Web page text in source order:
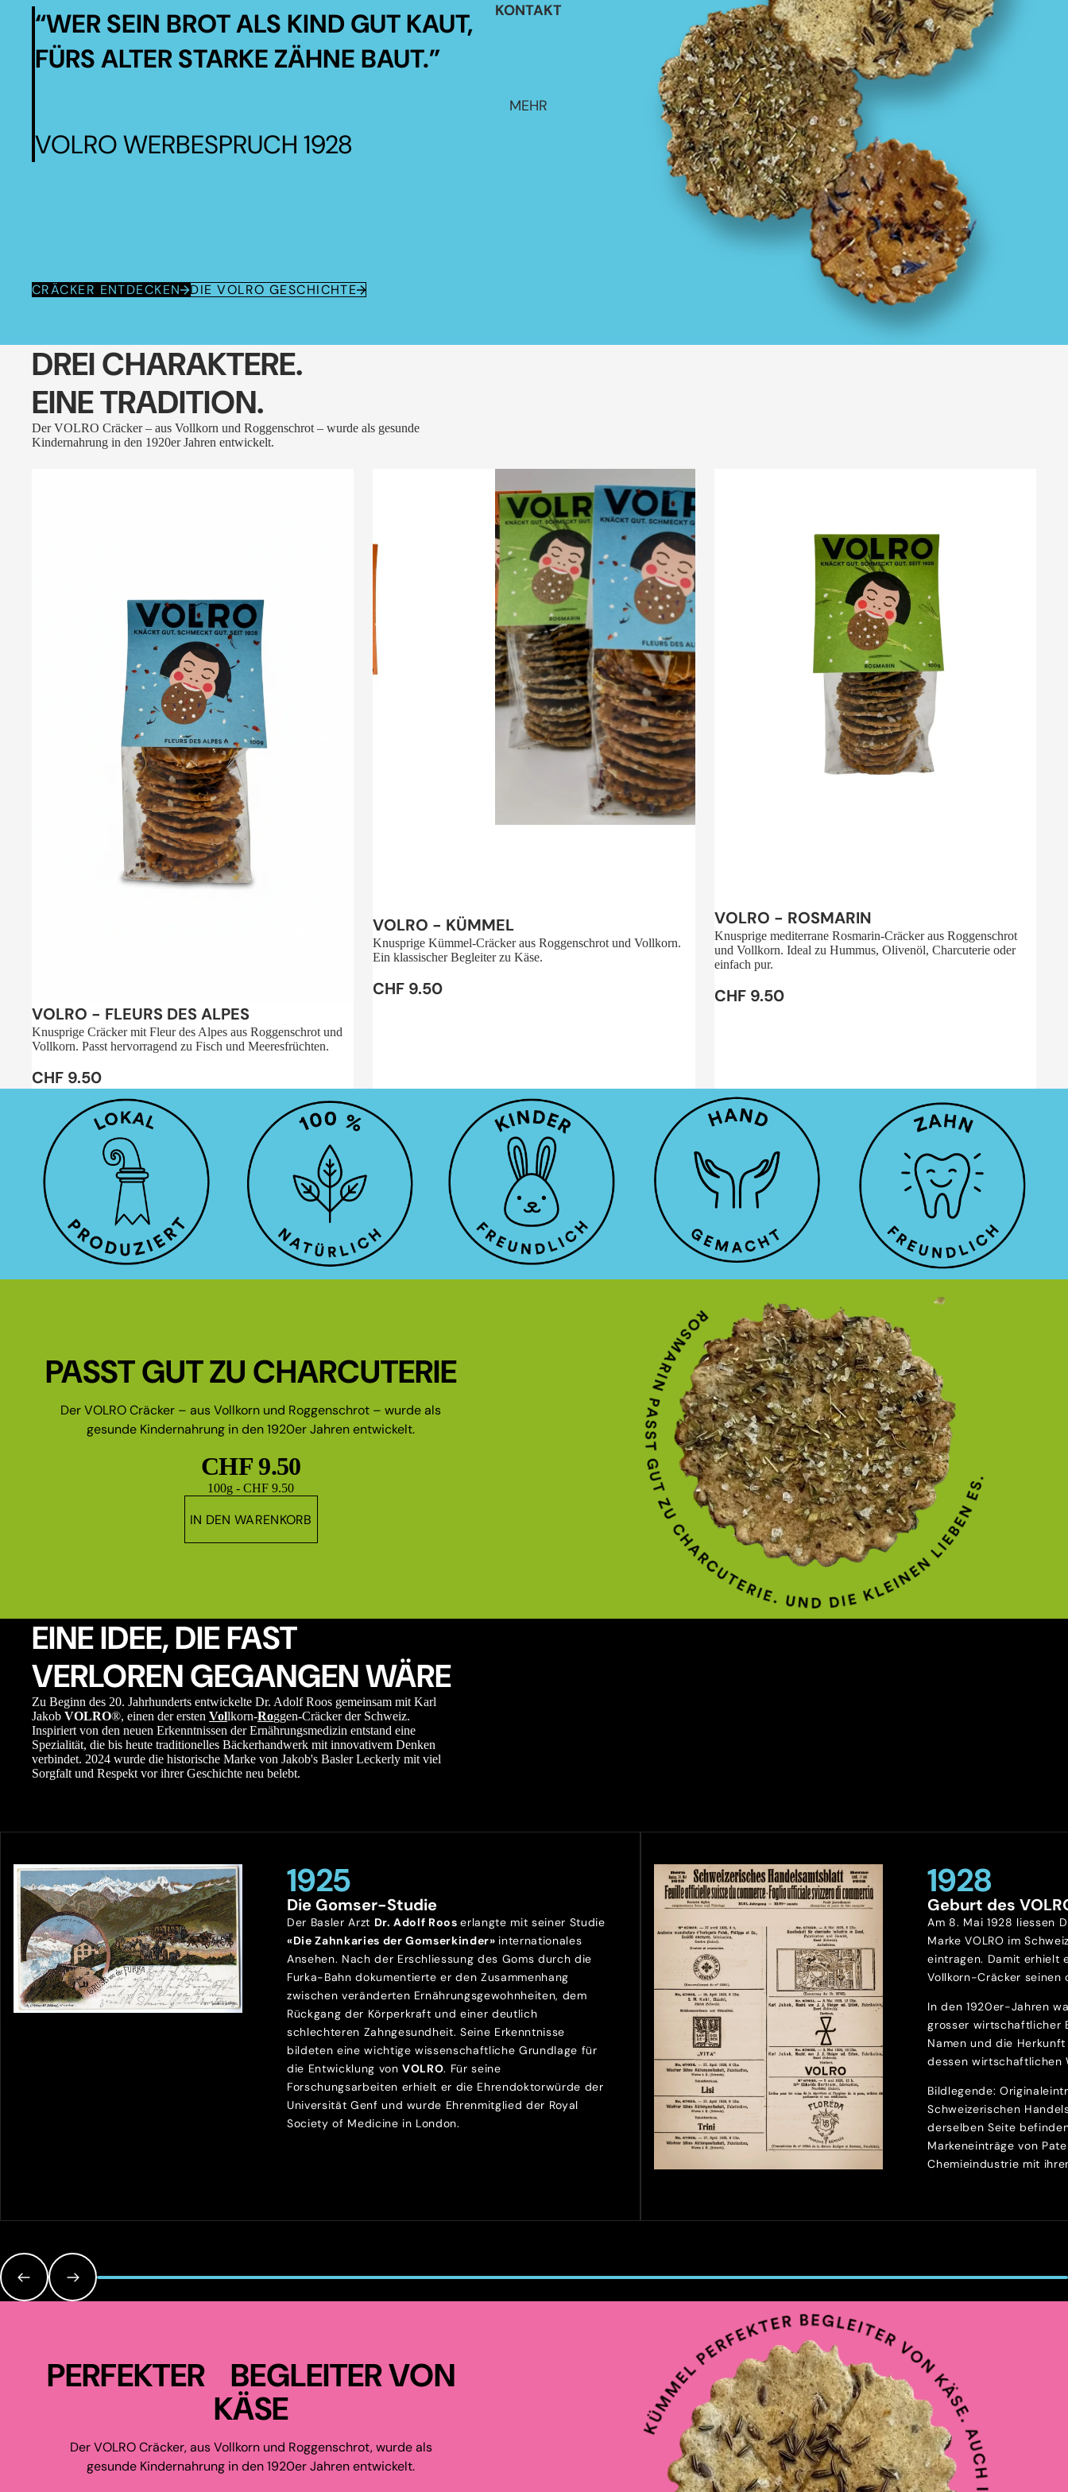
KONTAKT
MEHR
“WER SEIN BROT ALS KIND GUT KAUT,
FÜRS ALTER STARKE ZÄHNE BAUT.”
VOLRO WERBESPRUCH 1928
CRÄCKER ENTDECKEN DIE VOLRO GESCHICHTE
DREI CHARAKTERE.
EINE TRADITION.
Der VOLRO Cräcker – aus Vollkorn und Roggenschrot – wurde als gesunde
Kindernahrung in den 1920er Jahren entwickelt.
Sale
VOLRO - FLEURS DES ALPES
Knusprige Cräcker mit Fleur des Alpes aus Roggenschrot und
Vollkorn. Passt hervorragend zu Fisch und Meeresfrüchten.
CHF 9.50
VOLRO - KÜMMEL
Knusprige Kümmel-Cräcker aus Roggenschrot und Vollkorn.
Ein klassischer Begleiter zu Käse.
CHF 9.50
VOLRO - ROSMARIN
Knusprige mediterrane Rosmarin-Cräcker aus Roggenschrot
und Vollkorn. Ideal zu Hummus, Olivenöl, Charcuterie oder
einfach pur.
CHF 9.50
PASST GUT ZU CHARCUTERIE
Der VOLRO Cräcker – aus Vollkorn und Roggenschrot – wurde als
gesunde Kindernahrung in den 1920er Jahren entwickelt.
CHF 9.50
Grundpreis
100g - CHF 9.50
IN DEN WARENKORB
EINE IDEE, DIE FAST
VERLOREN GEGANGEN WÄRE
Zu Beginn des 20. Jahrhunderts entwickelte Dr. Adolf Roos gemeinsam mit Karl
Jakob VOLRO®, einen der ersten Vollkorn-Roggen-Cräcker der Schweiz.
Inspiriert von den neuen Erkenntnissen der Ernährungsmedizin entstand eine
Spezialität, die bis heute traditionelles Bäckerhandwerk mit innovativem Denken
verbindet. 2024 wurde die historische Marke von Jakob's Basler Leckerly mit viel
Sorgfalt und Respekt vor ihrer Geschichte neu belebt.
1925
Die Gomser-Studie
Der Basler Arzt Dr. Adolf Rooserlangte mit seiner Studie
«Die Zahnkaries der Gomserkinder» internationales
Ansehen. Nach der Erschliessung des Goms durch die
Furka-Bahn dokumentierte er den Zusammenhang
zwischen veränderten Ernährungsgewohnheiten, dem
Rückgang der Körperkraft und einer deutlich
schlechteren Zahngesundheit. Seine Erkenntnisse
bildeten eine wichtige wissenschaftliche Grundlage für
die Entwicklung vonVOLRO. Für seine
Forschungsarbeiten erhielt er die Ehrendoktorwürde der
Universität Genf und wurde Ehrenmitglied der Royal
Society of Medicine in London.
1928
Geburt des
Am 8. Mai 1928 liessen
Marke VOLRO im
eintragen. Damit erhielt
Vollkorn-Cräcker seinen
In den 1920er-Jahren
grosser wirtschaftlicher
Namen und die
dessen wirtschaftlichen
Bildlegende:
Schweizerischen
derselben Seite
Markeneinträge von
Chemieindustrie mit
PERFEKTER BEGLEITER VON
KÄSE
Der VOLRO Cräcker, aus Vollkorn und Roggenschrot, wurde als
gesunde Kindernahrung in den 1920er Jahren entwickelt.